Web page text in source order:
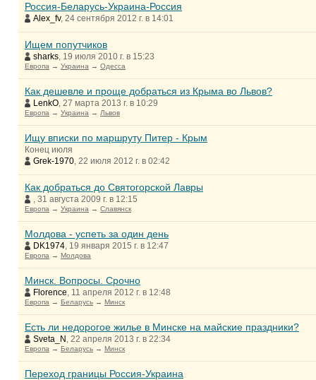
Россия-Беларусь-Украина-Россия
Alex_fv, 24 сентября 2012 г. в 14:01
Ищем попутчиков
sharks, 19 июля 2010 г. в 15:23
Европа → Украина → Одесса
Как дешевле и проще добраться из Крыма во Львов?
LenkO, 27 марта 2013 г. в 10:29
Европа → Украина → Львов
Ищу вписки по маршруту Питер - Крым
Конец июля
Grek-1970, 22 июля 2012 г. в 02:42
Как добраться до Святогорской Лавры
, 31 августа 2009 г. в 12:15
Европа → Украина → Славянск
Молдова - успеть за один день
DK1974, 19 января 2015 г. в 12:47
Европа → Молдова
Минск. Вопросы. Срочно
Florence, 11 апреля 2012 г. в 12:48
Европа → Беларусь → Минск
Есть ли недорогое жилье в Минске на майские праздники?
Sveta_N , 22 апреля 2013 г. в 22:34
Европа → Беларусь → Минск
Переход границы Россия-Украина